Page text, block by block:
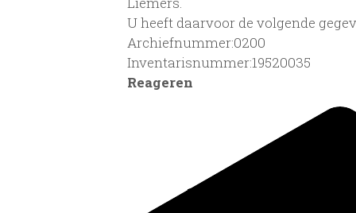
U heeft daarvoor de volgende
Archiefnummer:0200
Inventarisnummer:19520035
Reageren